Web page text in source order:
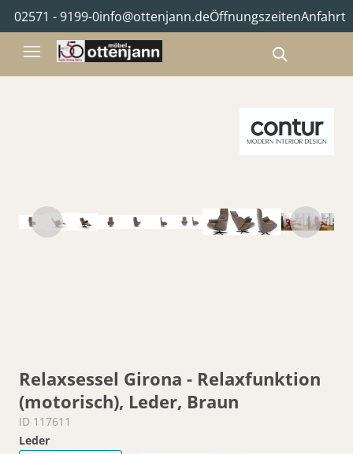
02571 - 9199-0info@ottenjann.deÖffnungszeitenAnfahrt
Relaxsessel Girona - Relaxfunktion
(motorisch), Leder, Braun
ID 117611
Leder